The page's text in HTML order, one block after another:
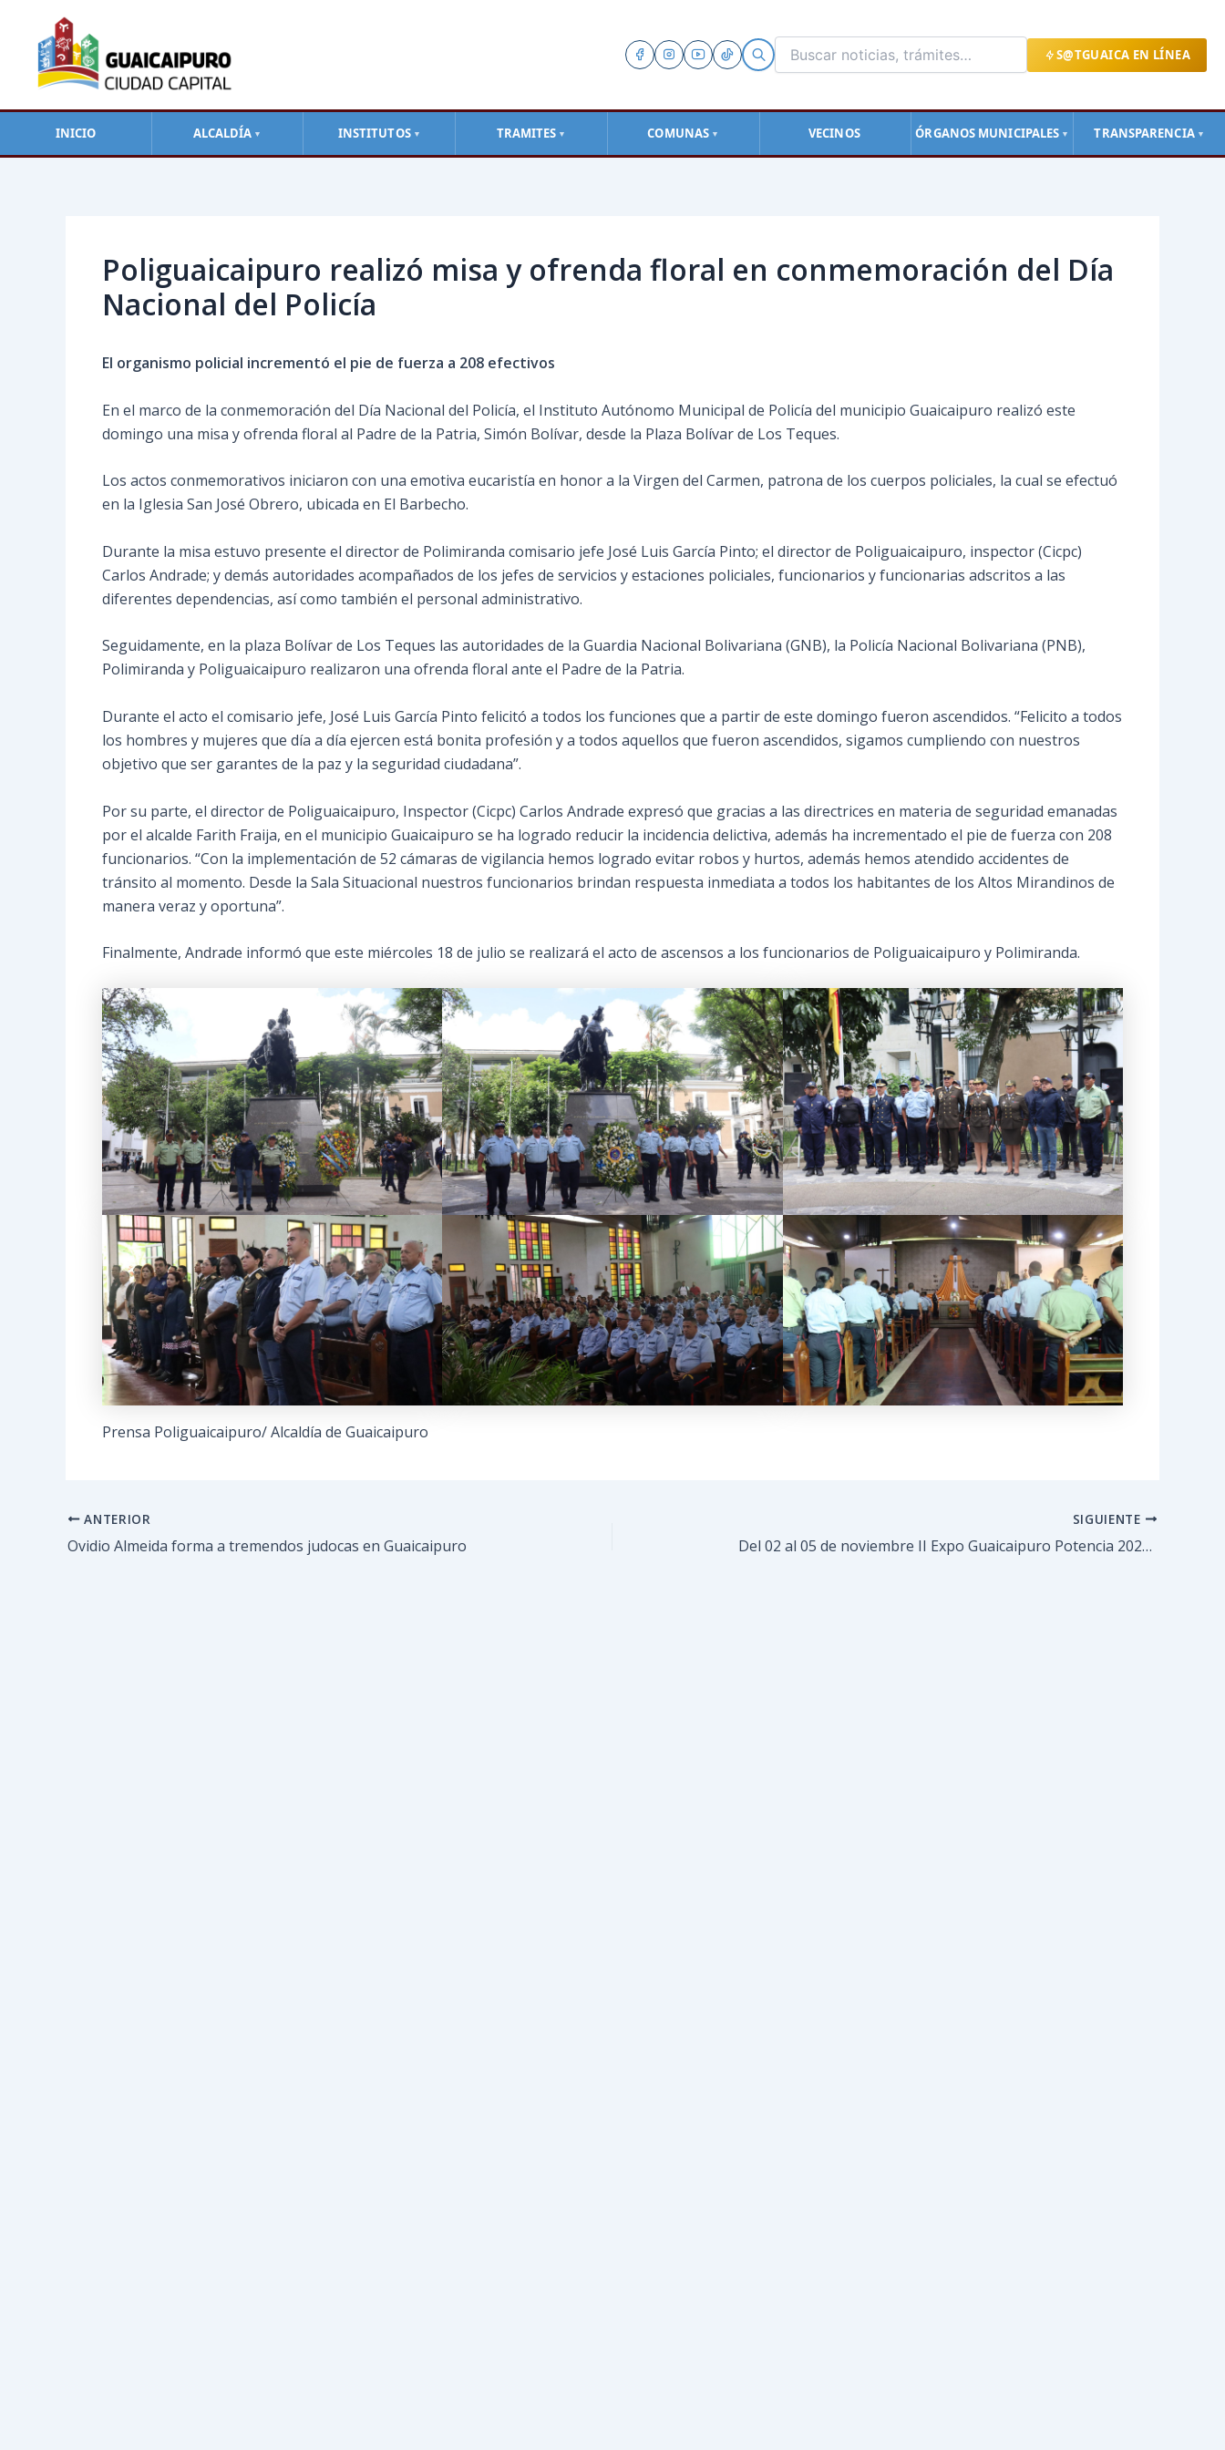
S@TGUAICA EN LÍNEA
INICIO ALCALDÍA ▼ INSTITUTOS ▼ TRAMITES ▼ COMUNAS ▼ VECINOS ÓRGANOS MUNICIPALES ▼ TRANSPARENCIA ▼
contenido
Poliguaicaipuro realizó misa y ofrenda floral en conmemoración del Día
Nacional del Policía
El organismo policial incrementó el pie de fuerza a 208 efectivos
En el marco de la conmemoración del Día Nacional del Policía, el Instituto Autónomo Municipal de Policía del municipio Guaicaipuro realizó este
domingo una misa y ofrenda floral al Padre de la Patria, Simón Bolívar, desde la Plaza Bolívar de Los Teques.
Los actos conmemorativos iniciaron con una emotiva eucaristía en honor a la Virgen del Carmen, patrona de los cuerpos policiales, la cual se efectuó
en la Iglesia San José Obrero, ubicada en El Barbecho.
Durante la misa estuvo presente el director de Polimiranda comisario jefe José Luis García Pinto; el director de Poliguaicaipuro, inspector (Cicpc)
Carlos Andrade; y demás autoridades acompañados de los jefes de servicios y estaciones policiales, funcionarios y funcionarias adscritos a las
diferentes dependencias, así como también el personal administrativo.
Seguidamente, en la plaza Bolívar de Los Teques las autoridades de la Guardia Nacional Bolivariana (GNB), la Policía Nacional Bolivariana (PNB),
Polimiranda y Poliguaicaipuro realizaron una ofrenda floral ante el Padre de la Patria.
Durante el acto el comisario jefe, José Luis García Pinto felicitó a todos los funciones que a partir de este domingo fueron ascendidos. “Felicito a todos
los hombres y mujeres que día a día ejercen está bonita profesión y a todos aquellos que fueron ascendidos, sigamos cumpliendo con nuestros
objetivo que ser garantes de la paz y la seguridad ciudadana”.
Por su parte, el director de Poliguaicaipuro, Inspector (Cicpc) Carlos Andrade expresó que gracias a las directrices en materia de seguridad emanadas
por el alcalde Farith Fraija, en el municipio Guaicaipuro se ha logrado reducir la incidencia delictiva, además ha incrementado el pie de fuerza con 208
funcionarios. “Con la implementación de 52 cámaras de vigilancia hemos logrado evitar robos y hurtos, además hemos atendido accidentes de
tránsito al momento. Desde la Sala Situacional nuestros funcionarios brindan respuesta inmediata a todos los habitantes de los Altos Mirandinos de
manera veraz y oportuna”.
Finalmente, Andrade informó que este miércoles 18 de julio se realizará el acto de ascensos a los funcionarios de Poliguaicaipuro y Polimiranda.
Prensa Poliguaicaipuro/ Alcaldía de Guaicaipuro
ANTERIOR
Ovidio Almeida forma a tremendos judocas en Guaicaipuro
SIGUIENTE
Del 02 al 05 de noviembre II Expo Guaicaipuro Potencia 2023 será la vitrina empresarial de Altos Mirandinos y Gran Caracas